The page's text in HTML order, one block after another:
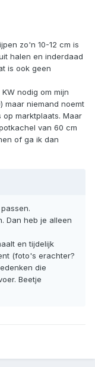
zo'n 10-12 cm is
halen en inderdaad
is ook geen
nodig om mijn
maar niemand noemt
marktplaats. Maar
van 60 cm
of ga ik dan
Dan heb je alleen
en tijdelijk
(foto's erachter?
die
Beetje